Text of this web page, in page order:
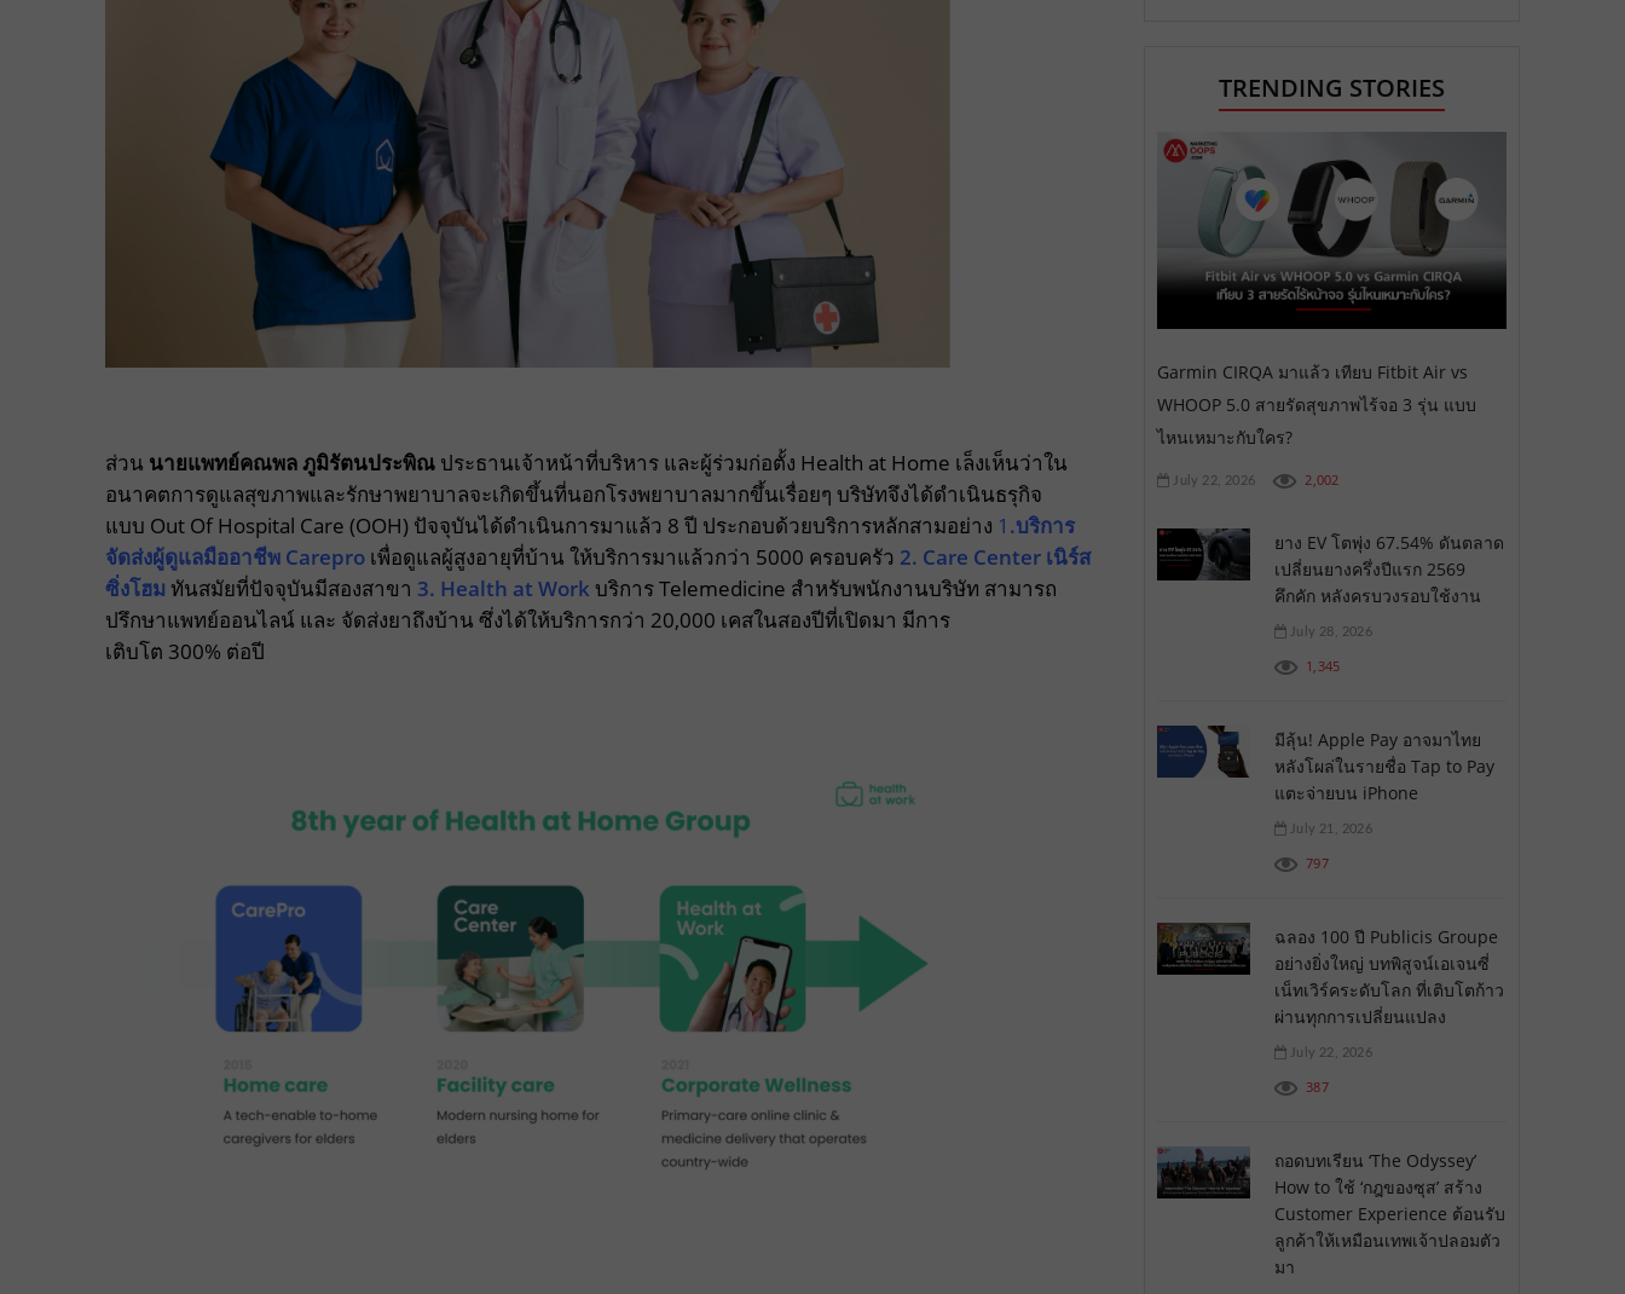
ส่วน นายแพทย์คณพล ภูมิรัตนประพิณ ประธานเจ้าหน้าที่บริหาร และผู้ร่วมก่อตั้ง Health at Home เล็งเห็นว่าใน
อนาคตการดูแลสุขภาพและรักษาพยาบาลจะเกิดขึ้นที่นอกโรงพยาบาลมากขึ้นเรื่อยๆ บริษัทจึงได้ดำเนินธรุกิจ
แบบ Out Of Hospital Care (OOH) ปัจจุบันได้ดำเนินการมาแล้ว 8 ปี ประกอบด้วยบริการหลักสามอย่าง 1 .บริการ
จัดส่งผู้ดูแลมืออาชีพ Carepro เพื่อดูแลผู้สูงอายุที่บ้าน ให้บริการมาแล้วกว่า 5000 ครอบครัว 2. Care Center เนิร์ส
ซิ่งโฮม ทันสมัยที่ปัจจุบันมีสองสาขา 3. Health at Work บริการ Telemedicine สำหรับพนักงานบริษัท สามารถ
ปรึกษาแพทย์ออนไลน์ และ จัดส่งยาถึงบ้าน ซึ่งได้ให้บริการกว่า 20,000 เคสในสองปีที่เปิดมา มีการ
เติบโต 300% ต่อปี​
TRENDING STORIES
Garmin CIRQA มาแล้ว เทียบ Fitbit Air vs
WHOOP 5.0 สายรัดสุขภาพไร้จอ 3 รุ่น แบบ
ไหนเหมาะกับใคร?
July 22, 2026 2,002
ยาง EV โตพุ่ง 67.54% ดันตลาด
เปลี่ยนยางครึ่งปีแรก 2569
คึกคัก หลังครบวงรอบใช้งาน
July 28, 2026
1,345
มีลุ้น! Apple Pay อาจมาไทย
หลังโผล่ในรายชื่อ Tap to Pay
แตะจ่ายบน iPhone
July 21, 2026
797
ฉลอง 100 ปี Publicis Groupe
อย่างยิ่งใหญ่ บทพิสูจน์เอเจนซี่
เน็ทเวิร์คระดับโลก ที่เติบโตก้าว
ผ่านทุกการเปลี่ยนแปลง
July 22, 2026
387
ถอดบทเรียน ‘The Odyssey’
How to ใช้ ‘กฎของซุส’ สร้าง
Customer Experience ต้อนรับ
ลูกค้าให้เหมือนเทพเจ้าปลอมตัว
มา